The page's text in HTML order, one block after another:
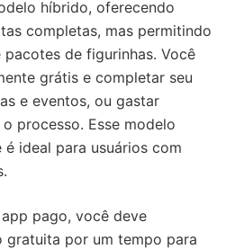
híbrido, oferecendo
completas, mas permitindo
de figurinhas. Você
grátis e completar seu
e eventos, ou gastar
processo. Esse modelo
ideal para usuários com
pago, você deve
gratuita por um tempo para